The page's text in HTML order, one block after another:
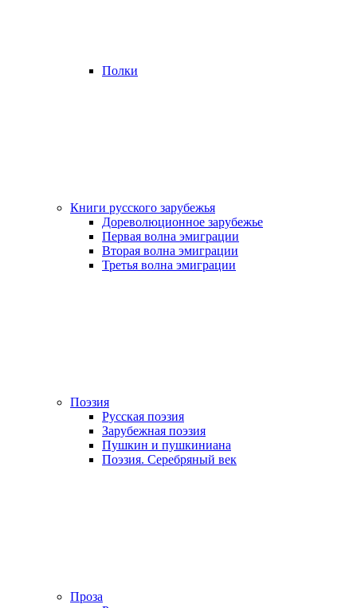
Полки
Книги русского зарубежья
Дореволюционное зарубежье
Первая волна эмиграции
Вторая волна эмиграции
Третья волна эмиграции
Поэзия
Русская поэзия
Зарубежная поэзия
Пушкин и пушкиниана
Поэзия. Серебряный век
Проза